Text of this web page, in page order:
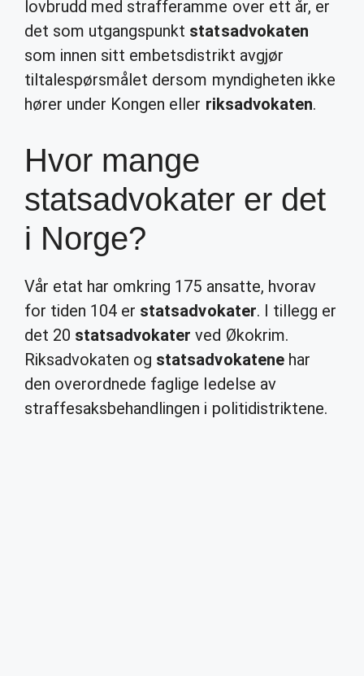
lovbrudd med strafferamme over ett år, er
det som utgangspunkt statsadvokaten
som innen sitt embetsdistrikt avgjør
tiltalespørsmålet dersom myndigheten ikke
hører under Kongen eller riksadvokaten.
Hvor mange
statsadvokater er det
i Norge?
Vår etat har omkring 175 ansatte, hvorav
for tiden 104 er statsadvokater. I tillegg er
det 20 statsadvokater ved Økokrim.
Riksadvokaten og statsadvokatenehar
den overordnede faglige ledelse av
straffesaksbehandlingen i politidistriktene.